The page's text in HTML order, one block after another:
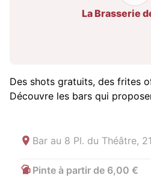
La Brasserie
Des shots gratuits, des frites
Découvre les bars qui
Bar au 8 Pl. du Théâtre,
Pinte à partir de 6,00 €